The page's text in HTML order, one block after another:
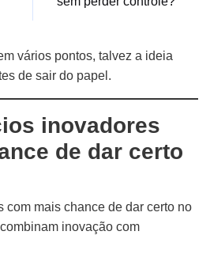
vários pontos, talvez a ideia
de sair do papel.
inovadores
de dar certo
com mais chance de dar certo no
inovação com